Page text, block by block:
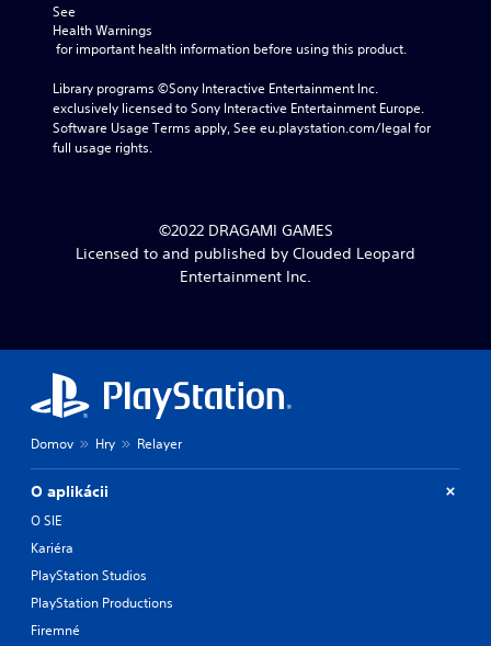
See
Health Warnings
for important health information before using this product.
Library programs ©Sony Interactive Entertainment Inc.
exclusively licensed to Sony Interactive Entertainment Europe.
Software Usage Terms apply, See eu.playstation.com/legal for
full usage rights.
©2022 DRAGAMI GAMES
Licensed to and published by Clouded Leopard
Entertainment Inc.
Domov Hry Relayer
O aplikácii
O SIE
Kariéra
PlayStation Studios
PlayStation Productions
Firemné